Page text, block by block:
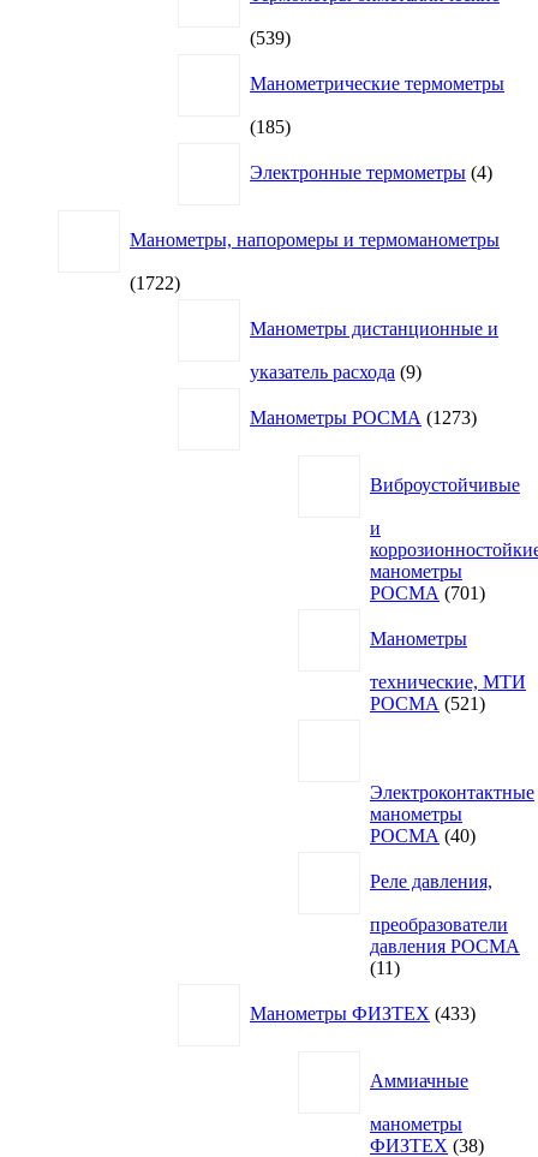
539539
Манометрические термометры
185185
Электронные термометры 4товара
Манометры, напоромеры и термоманометры
17221722
Манометры дистанционные и
указатель расхода 99
Манометры РОСМА
1273товара
Виброустойчивые
и
манометры
РОСМА
701701
Манометры
технические, МТИ
РОСМА
521521
Электроконтактные
манометры
РОСМА
4040
Реле давления,
преобразователи
давления РОСМА
1111
Манометры ФИЗТЕХ 433товара
Аммиачные
манометры
ФИЗТЕХ 3838